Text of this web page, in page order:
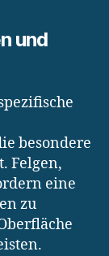
und
besondere
Felgen,
eine
zu